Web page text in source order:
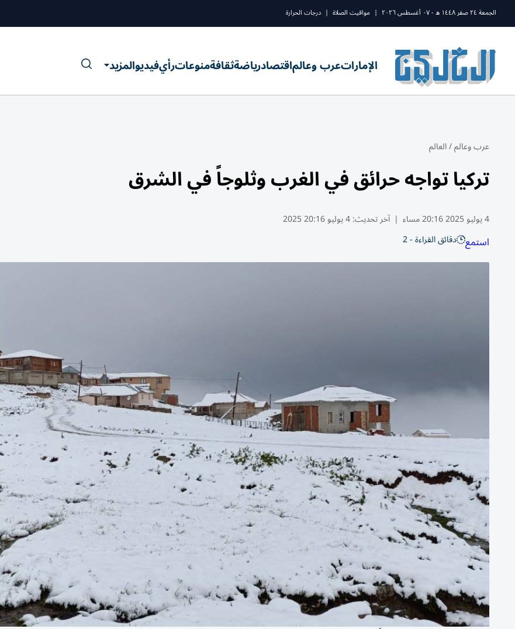
الجمعة ٢٤ صفر ١٤٤٨ ه - ٠٧ أغسطس ٢٠٢٦ | مواقيت الصلاة | درجات الحرارة
الإماراتعرب وعالماقتصادرياضةثقافةمنوعاترأيفيديوالمزيد
عرب وعالم/العالم
تركيا تواجه حرائق في الغرب وثلوجاً في الشرق
4 يوليو 2025 20:16 مساء | آخر تحديث:4 يوليو 20:16 2025
استمع دقائق القراءة - 2